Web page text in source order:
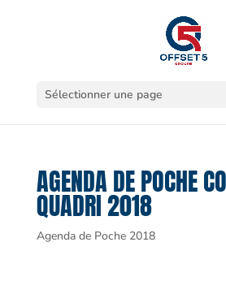
Sélectionner une page
AGENDA DE POCHE
QUADRI 2018
Agenda de Poche 2018